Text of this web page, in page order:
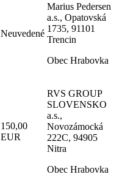
Neuvedené
Marius Pedersen
a.s., Opatovská
1735, 91101
Trencin
Obec Hrabovka
150,00
EUR
RVS GROUP
SLOVENSKO
a.s.,
Novozámocká
222C, 94905
Nitra
Obec Hrabovka